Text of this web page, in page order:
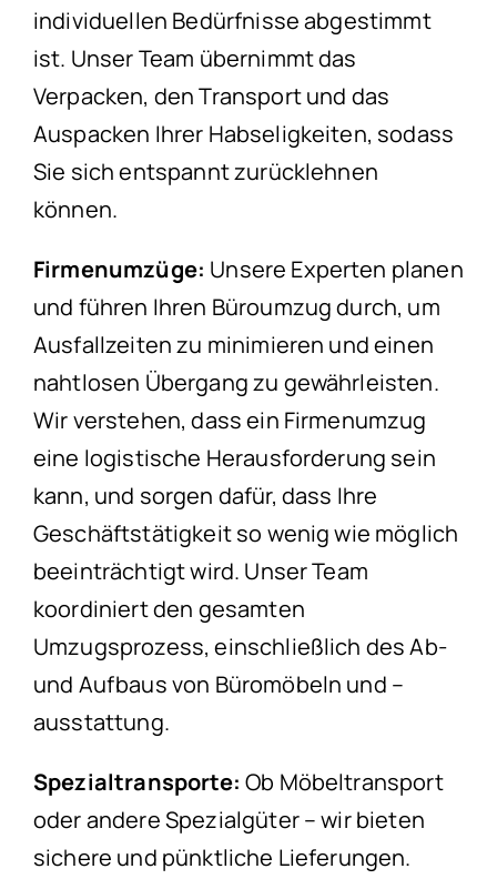
individuellen Bedürfnisse abgestimmt
ist. Unser Team übernimmt das
Verpacken, den Transport und das
Auspacken Ihrer Habseligkeiten, sodass
Sie sich entspannt zurücklehnen
können.
Firmenumzüge: Unsere Experten planen
und führen Ihren Büroumzug durch, um
Ausfallzeiten zu minimieren und einen
nahtlosen Übergang zu gewährleisten.
Wir verstehen, dass ein Firmenumzug
eine logistische Herausforderung sein
kann, und sorgen dafür, dass Ihre
Geschäftstätigkeit so wenig wie möglich
beeinträchtigt wird. Unser Team
koordiniert den gesamten
Umzugsprozess, einschließlich des Ab-
und Aufbaus von Büromöbeln und –
ausstattung.
Spezialtransporte: Ob Möbeltransport
oder andere Spezialgüter – wir bieten
sichere und pünktliche Lieferungen.